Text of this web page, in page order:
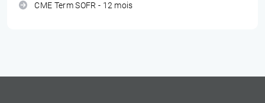
CME Term SOFR - 12 mois